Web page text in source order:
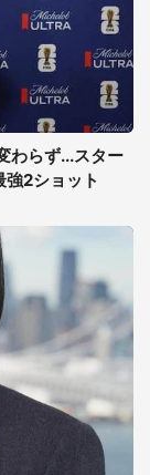
わらず...スター
2ショット